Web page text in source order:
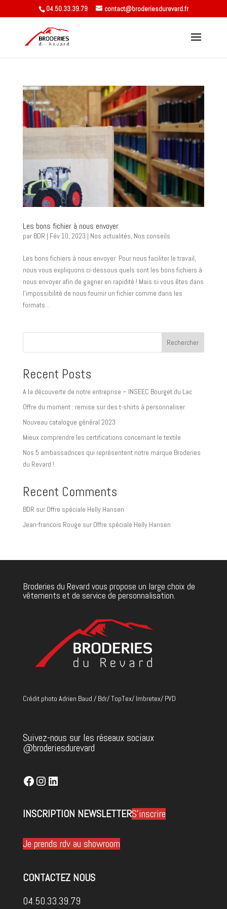
04.50.33.39.79 contact@broderiesdurevard.fr
Les bons fichier à nous envoyer
par BDR | Fév 10, 2023 | Nos actualités, Nos conseils
Les bons fichiers à nous envoyer Pour nous faciliter le travail,
nous vous expliquons ci-dessous quels sont les bons fichiers à
nous envoyer afin de gagner en rapidité ! Mais si vous êtes dans
l’impossibilité de nous fournir un fichier comme dans les
formats...
Rechercher
Recent Posts
A la découverte de notre entreprise – INSEEC Bourget du Lac
Offre du moment : remise sur des t-shirts à personnaliser
Nouveau catalogue général 2023
Mieux comprendre les certifications concernant le textile
Nos 5 ambassadrices qui représentent notre marque Broderies
du Revard !
Recent Comments
BDR sur Offre spéciale Helly Hansen
Jean-francois Rouge sur Offre spéciale Helly Hansen
Broderies du Revard vous propose un large choix de
vêtements et de service de personnalisation.
Crédit photo Adrien Baud / Bdr/ TopTex/ Imbretex/ PVD
Suivez-nous sur les réseaux sociaux
@broderiesdurevard
Facebook
Instagram
LinkedIn
INSCRIPTION NEWSLETTERS'inscrire
Je prends rdv au showroom
CONTACTEZ NOUS
04.50.33.39.79